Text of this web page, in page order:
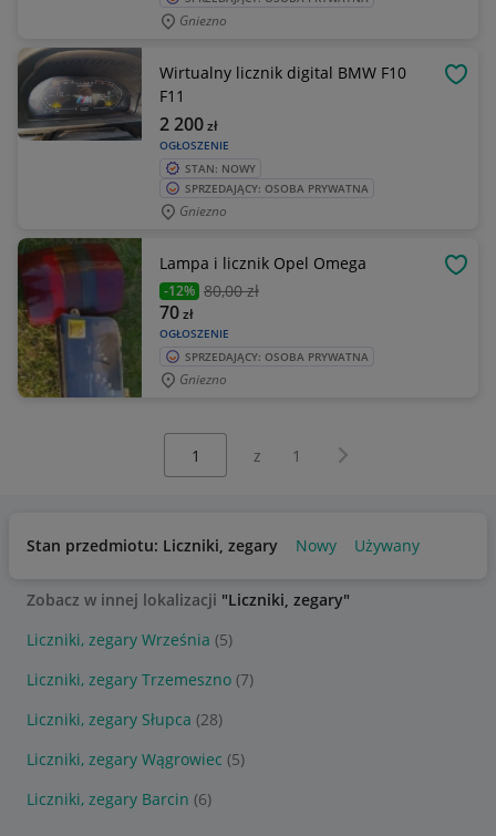
Gniezno
Wirtualny licznik digital BMW F10
F11
OGŁOSZENIE
2 200zł
STAN: NOWY
SPRZEDAJĄCY: OSOBA PRYWATNA
Gniezno
Lampa i licznik Opel Omega
-12% 80,00 zł
OGŁOSZENIE
70zł
SPRZEDAJĄCY: OSOBA PRYWATNA
Gniezno
z 1 Następna strona
Stan przedmiotu: Liczniki, zegary Nowy Używany
Zobacz w innej lokalizacji "Liczniki, zegary"
Liczniki, zegary Września (5)
Liczniki, zegary Trzemeszno (7)
Liczniki, zegary Słupca (28)
Liczniki, zegary Wągrowiec (5)
Liczniki, zegary Barcin (6)